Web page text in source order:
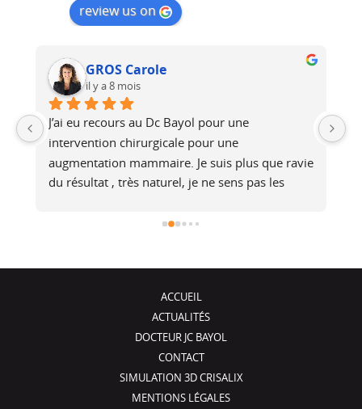
review us on
GROS Carole
il y a 8 mois
J’ai eu recours au Dc Bayol pour une
intervention chirurgicale pour une
augmentation mammaire. Je suis plus que ravie
du résultat , très naturel, je ne sens pas les
été de très bons conseils, je recommande !
ACCUEIL
ACTUALITÉS
DOCTEUR JC BAYOL
CONTACT
SIMULATION 3D CRISALIX
MENTIONS LÉGALES